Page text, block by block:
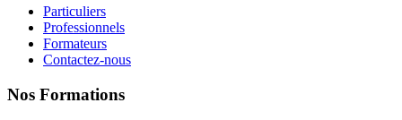
Particuliers
Professionnels
Formateurs
Contactez-nous
Nos Formations